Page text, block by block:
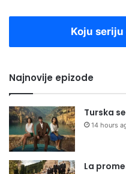
Koju
Najnovije epizode
Turska
14 hours
La